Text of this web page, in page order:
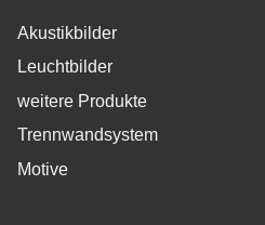
Akustikbilder
Leuchtbilder
weitere Produkte
Trennwandsystem
Motive